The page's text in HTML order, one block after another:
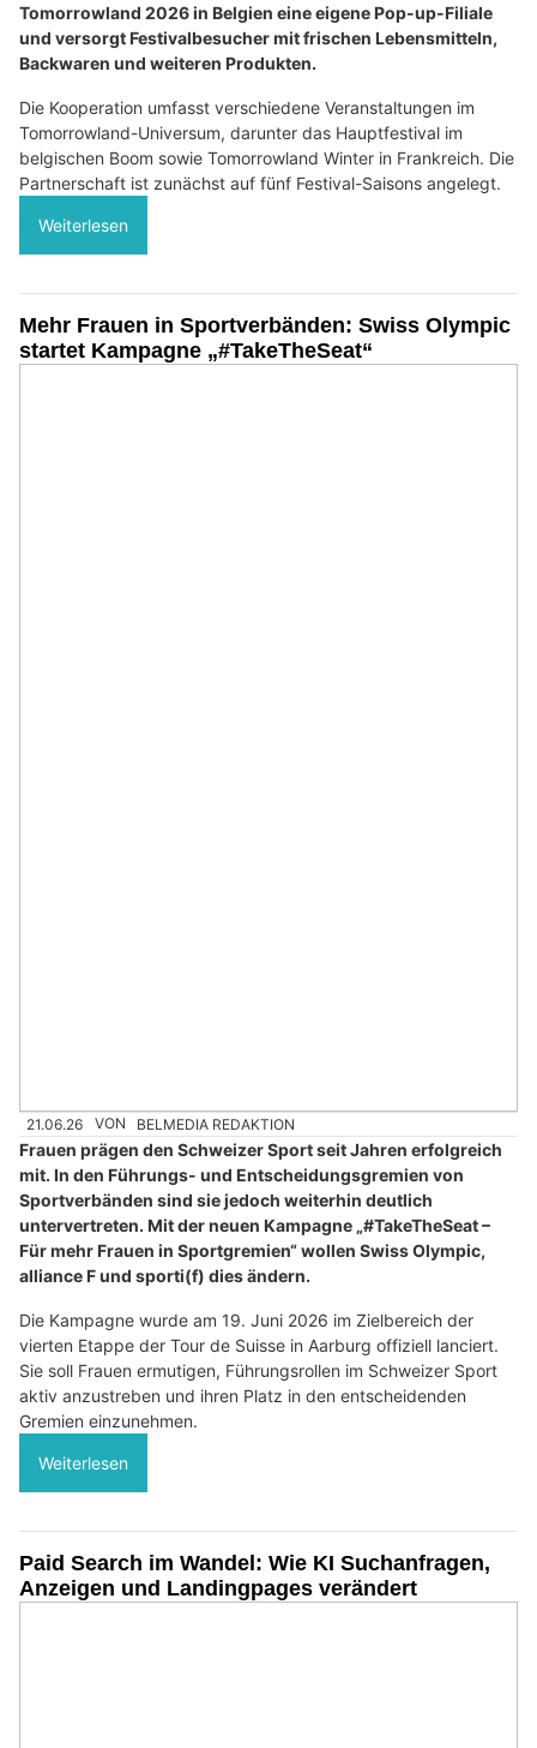
Tomorrowland 2026 in Belgien eine eigene Pop-up-Filiale
und versorgt Festivalbesucher mit frischen Lebensmitteln,
Backwaren und weiteren Produkten.
Die Kooperation umfasst verschiedene Veranstaltungen im
Tomorrowland-Universum, darunter das Hauptfestival im
belgischen Boom sowie Tomorrowland Winter in Frankreich. Die
Partnerschaft ist zunächst auf fünf Festival-Saisons angelegt.
Weiterlesen
Mehr Frauen in Sportverbänden: Swiss Olympic
startet Kampagne „#TakeTheSeat“
21.06.26 VON BELMEDIA REDAKTION
Frauen prägen den Schweizer Sport seit Jahren erfolgreich
mit. In den Führungs- und Entscheidungsgremien von
Sportverbänden sind sie jedoch weiterhin deutlich
untervertreten. Mit der neuen Kampagne „#TakeTheSeat –
Für mehr Frauen in Sportgremien“ wollen Swiss Olympic,
alliance F und sporti(f) dies ändern.
Die Kampagne wurde am 19. Juni 2026 im Zielbereich der
vierten Etappe der Tour de Suisse in Aarburg offiziell lanciert.
Sie soll Frauen ermutigen, Führungsrollen im Schweizer Sport
aktiv anzustreben und ihren Platz in den entscheidenden
Gremien einzunehmen.
Weiterlesen
Paid Search im Wandel: Wie KI Suchanfragen,
Anzeigen und Landingpages verändert